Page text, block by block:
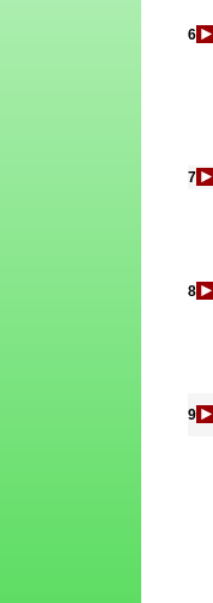
6
7
8
9